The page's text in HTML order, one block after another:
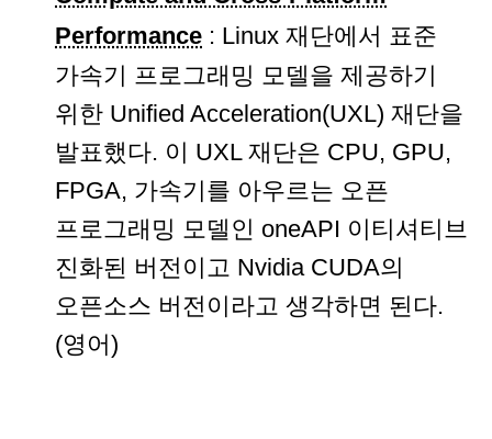
Performance : Linux 재단에서 표준
가속기 프로그래밍 모델을 제공하기
위한 Unified Acceleration(UXL) 재단을
발표했다. 이 UXL 재단은 CPU, GPU,
FPGA, 가속기를 아우르는 오픈
프로그래밍 모델인 oneAPI 이티셔티브
진화된 버전이고 Nvidia CUDA의
오픈소스 버전이라고 생각하면 된다.
(영어)